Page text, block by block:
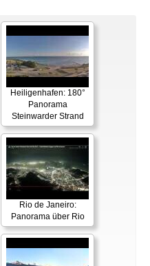
Heiligenhafen: 180°
Panorama
Steinwarder Strand
Rio de Janeiro:
Panorama über Rio